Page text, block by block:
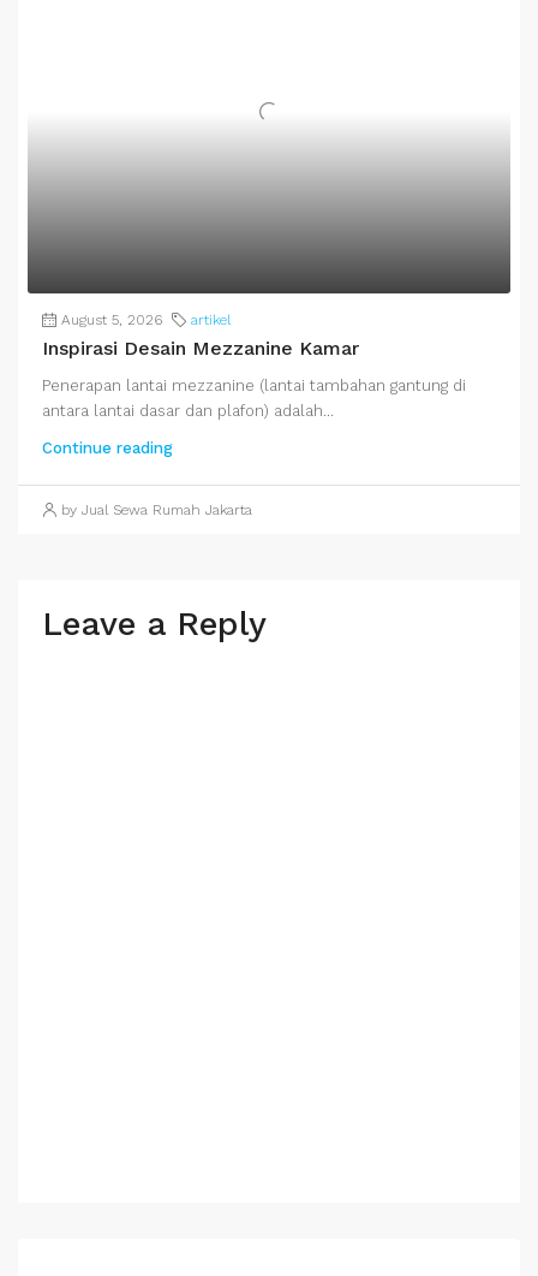
August 5, 2026 artikel
Inspirasi Desain Mezzanine Kamar
Penerapan lantai mezzanine (lantai tambahan gantung di
antara lantai dasar dan plafon) adalah...
Continue reading
by Jual Sewa Rumah Jakarta
Leave a Reply